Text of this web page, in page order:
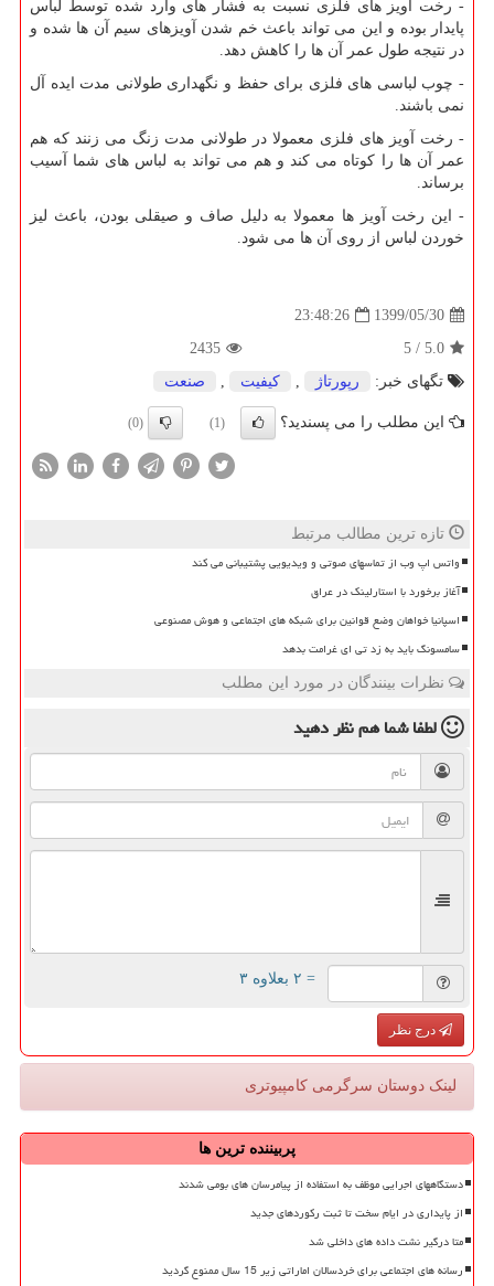
- رخت آویز های فلزی نسبت به فشار های وارد شده توسط لباس
پایدار بوده و این می تواند باعث خم شدن آویزهای سیم آن ها شده و
در نتیجه طول عمر آن ها را کاهش دهد.
- چوب لباسی های فلزی برای حفظ و نگهداری طولانی مدت ایده آل
نمی باشند.
- رخت آویز های فلزی معمولا در طولانی مدت زنگ می زنند که هم
عمر آن ها را کوتاه می کند و هم می تواند به لباس های شما آسیب
برساند.
- این رخت آویز ها معمولا به دلیل صاف و صیقلی بودن، باعث لیز
خوردن لباس از روی آن ها می شود.
1399/05/30
23:48:26
5.0
/
5
2435
تگهای خبر:
رپورتاژ , كیفیت , صنعت
این مطلب را می پسندید؟ (1)
(0)
تازه ترین مطالب مرتبط
واتس اپ وب از تماسهای صوتی و ویدیویی پشتیبانی می کند
آغاز برخورد با استارلینک در عراق
اسپانیا خواهان وضع قوانین برای شبکه های اجتماعی و هوش مصنوعی
سامسونگ باید به زد تی ای غرامت بدهد
نظرات بینندگان در مورد این مطلب
لطفا شما همنظر دهید
= ۲ بعلاوه ۳
درج نظر
لینک دوستان سرگرمی كامپیوتری
پربیننده ترین ها
دستگاههای اجرایی موظف به استفاده از پیامرسان های بومی شدند
از پایداری در ایام سخت تا ثبت رکوردهای جدید
متا درگیر نشت داده های داخلی شد
رسانه های اجتماعی برای خردسالان اماراتی زیر 15 سال ممنوع گردید